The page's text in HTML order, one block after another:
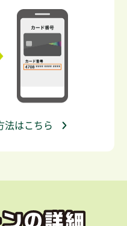
法はこちら